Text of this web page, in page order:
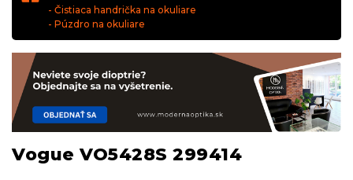
- Čistiaca handrička na okuliare
- Púzdro na okuliare
Vogue VO5428S 299414